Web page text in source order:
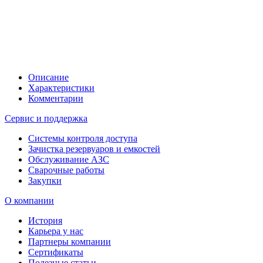
Описание
Характеристики
Комментарии
Сервис и поддержка
Системы контроля доступа
Зачистка резервуаров и емкостей
Обслуживание АЗС
Сварочные работы
Закупки
О компании
История
Карьера у нас
Партнеры компании
Сертификаты